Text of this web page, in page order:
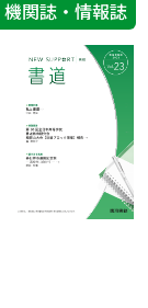
機関誌・情報誌